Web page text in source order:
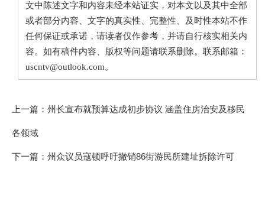
文中陈述文字和内容未经本站证实，对本文以及其中全部
或者部分内容、文字的真实性、完整性、及时性本站不作
任何保证或承诺，请读者仅作参考，并请自行核实相关内
容。如有稿件内容、版权等问题请联系删除。联系邮箱：
uscntv@outlook.com。
上一篇： 州长宣布就预算达成初步协议 涵盖住房治安及移民
各领域
下一篇： 州众议员寇顿呼吁撤销86街游民所建址拆除许可